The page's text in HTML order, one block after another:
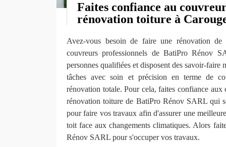
Faites confiance au
rénovation toiture à
Avez-vous besoin de faire une rénovation de
couvreurs professionnels de BatiPro Rénov
personnes qualifiées et disposent des savoir-faire
tâches avec soin et précision en terme de
rénovation totale. Pour cela, faites confiance aux
rénovation toiture de BatiPro Rénov SARL qui
pour faire vos travaux afin d'assurer une
toit face aux changements climatiques. Alors
Rénov SARL pour s'occuper vos travaux.